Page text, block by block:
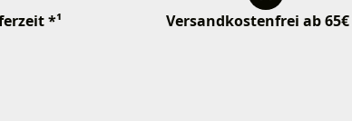
*¹ Versandkostenfrei ab 65€